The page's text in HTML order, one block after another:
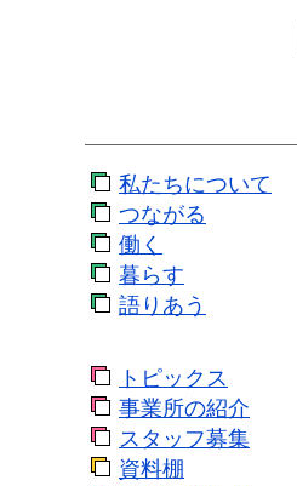
私たちについて
つながる
働く
暮らす
語りあう
トピックス
事業所の紹介
スタッフ募集
資料棚